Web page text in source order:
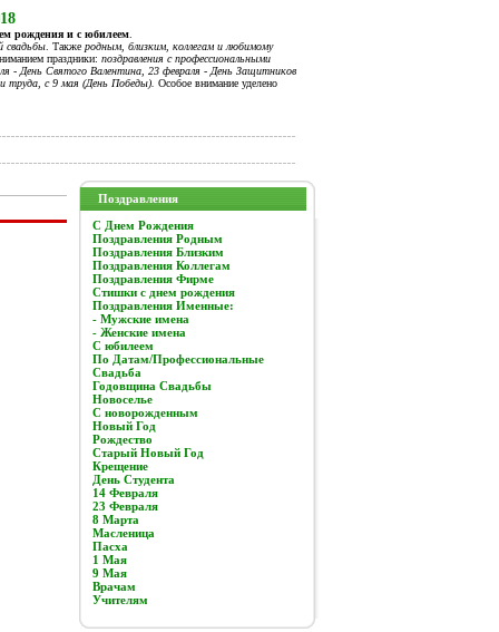
рождения и с юбилеем
свадьбы . Также родным, близким, коллегам и любимому
праздники: поздравления с профессиональными
- День Святого Валентина, 23 февраля - День Защитников
труда, с 9 мая (День Победы). Особое внимание уделено
Поздравления
C Днем Рождения
Поздравления Родным
Поздравления Близким
Поздравления Коллегам
Поздравления Фирме
Стишки с днем рождения
Поздравления Именные:
- Мужские имена
- Женские имена
С юбилеем
По Датам/Профессиональные
Свадьба
Годовщина Свадьбы
Новоселье
С новорожденным
Новый Год
Рождество
Старый Новый Год
Крещение
День Студента
14 Февраля
23 Февраля
8 Марта
Масленица
Пасха
1 Мая
9 Мая
Врачам
Учителям